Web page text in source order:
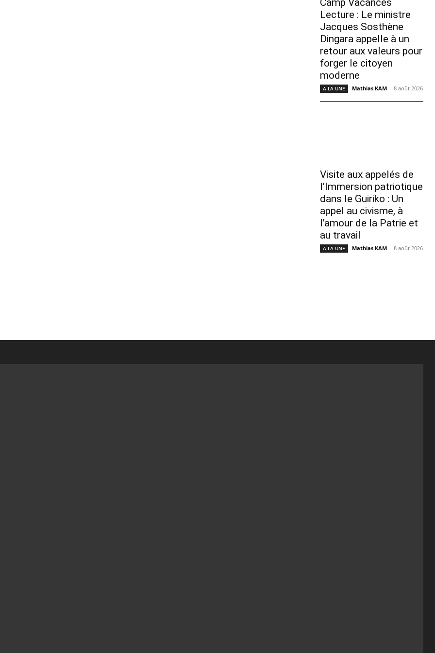
Camp Vacances
Lecture : Le ministre
Jacques Sosthène
Dingara appelle à un
retour aux valeurs pour
forger le citoyen
moderne
A LA UNE Mathias KAM - 8 août 2026
Visite aux appelés de
l’Immersion patriotique
dans le Guiriko : Un
appel au civisme, à
l’amour de la Patrie et
au travail
A LA UNE Mathias KAM - 8 août 2026